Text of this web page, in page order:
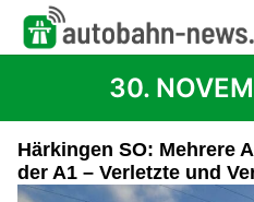
30.
Härkingen SO: Mehrere
der A1 – Verletzte und